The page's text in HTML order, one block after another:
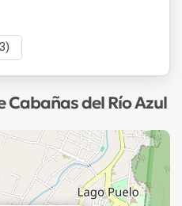
del Río Azul